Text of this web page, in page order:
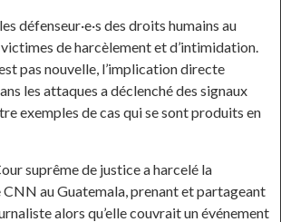
défenseur·e·s des droits humains au
de harcèlement et d’intimidation.
pas nouvelle, l’implication directe
les attaques a déclenché des signaux
exemples de cas qui se sont produits en
suprême de justice a harcelé la
au Guatemala, prenant et partageant
alors qu’elle couvrait un événement